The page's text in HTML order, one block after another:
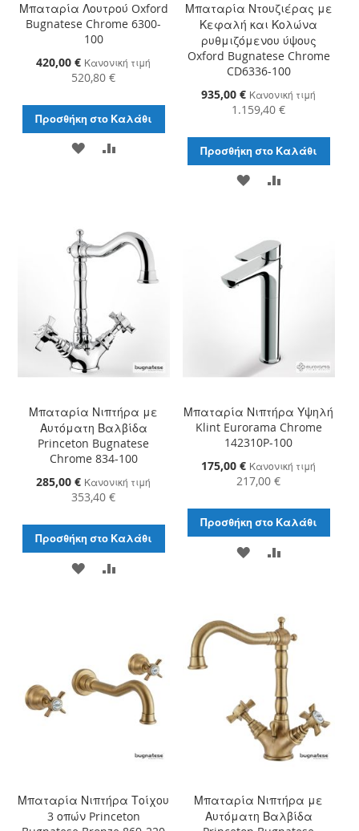
Μπαταρία Λουτρού Oxford
Bugnatese Chrome 6300-
100
Ειδική
420,00 € Κανονική τιμή
520,80 €
Προσθήκη στο Καλάθι
ΠΡΟΣΘΉΚΗ
ΕΠΙΘΥΜΙΏΝ
Μπαταρία Ντουζιέρας με
Κεφαλή και Κολώνα
ρυθμιζόμενου ύψους
Oxford Bugnatese Chrome
CD6336-100
Ειδική
935,00 € Κανονική τιμή
1.159,40 €
Προσθήκη στο Καλάθι
ΠΡΟΣΘΉΚΗ
ΕΠΙΘΥΜΙΏΝ
Μπαταρία Νιπτήρα με
Αυτόματη Βαλβίδα
Princeton Bugnatese
Chrome 834-100
Ειδική
285,00 € Κανονική τιμή
353,40 €
Προσθήκη στο Καλάθι
ΠΡΟΣΘΉΚΗ
ΕΠΙΘΥΜΙΏΝ
Μπαταρία Νιπτήρα Υψηλή
Klint Eurorama Chrome
142310P-100
Ειδική
175,00 € Κανονική τιμή
217,00 €
Προσθήκη στο Καλάθι
ΠΡΟΣΘΉΚΗ
ΕΠΙΘΥΜΙΏΝ
Μπαταρία Νιπτήρα Τοίχου
3 οπών Princeton
Μπαταρία Νιπτήρα με
Αυτόματη Βαλβίδα